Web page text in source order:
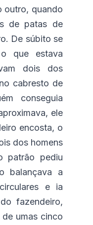
outro, quando
de patas de
De súbito se
que estava
dois dos
cabresto de
conseguia
ele
encosta, o
dos homens
patrão pediu
balançava a
e ia
fazendeiro,
de umas cinco